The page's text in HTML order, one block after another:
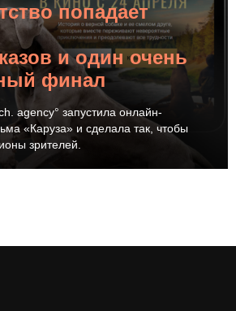
попадает
и один очень
финал
agency° запустила онлайн-
«Каруза» и сделала так, чтобы
зрителей.